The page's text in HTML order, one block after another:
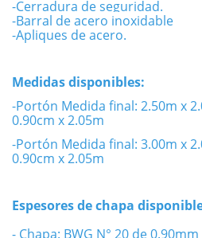
-Cerradura de seguridad.
-Barral de acero inoxidable
-Apliques de acero.
Medidas disponibles:
-Portón Medida final: 2.50m x
0.90cm x 2.05m
-Portón Medida final: 3.00m x
0.90cm x 2.05m
Espesores de chapa
- Chapa: BWG N° 20 de